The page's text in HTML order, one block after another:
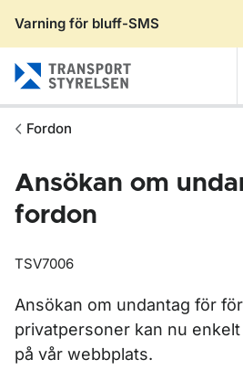
Varning för bluff-SMS
Fordon
Ansökan om
fordon
TSV7006
Ansökan om undantag för
privatpersoner kan nu
på vår webbplats.